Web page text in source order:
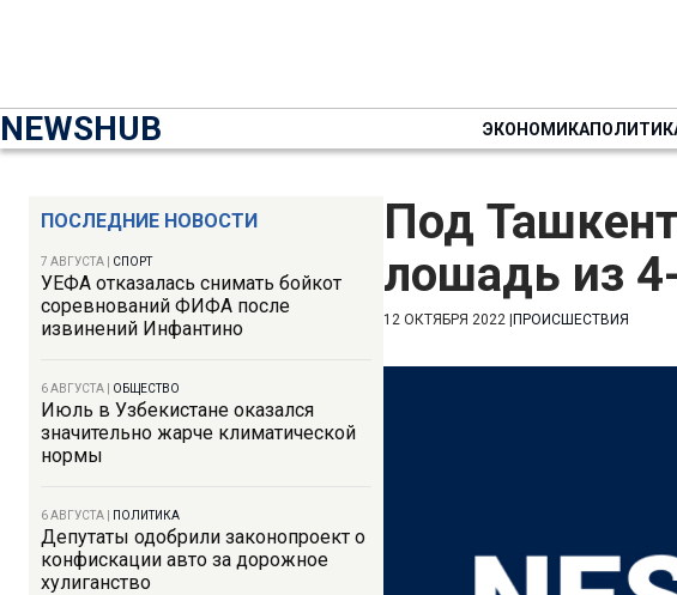
NEWSHUB ЭКОНОМИКА
ПОСЛЕДНИЕ НОВОСТИ
7 АВГУСТА СПОРТ
УЕФА отказалась снимать бойкот
соревнований ФИФА после
извинений Инфантино
6 АВГУСТА ОБЩЕСТВО
Июль в Узбекистане оказался
значительно жарче климатической
нормы
6 АВГУСТА ПОЛИТИКА
Депутаты одобрили законопроект о
конфискации авто за дорожное
хулиганство
Под
лошадь из
12 ОКТЯБРЯ 2022 ПРОИСШЕСТВИЯ